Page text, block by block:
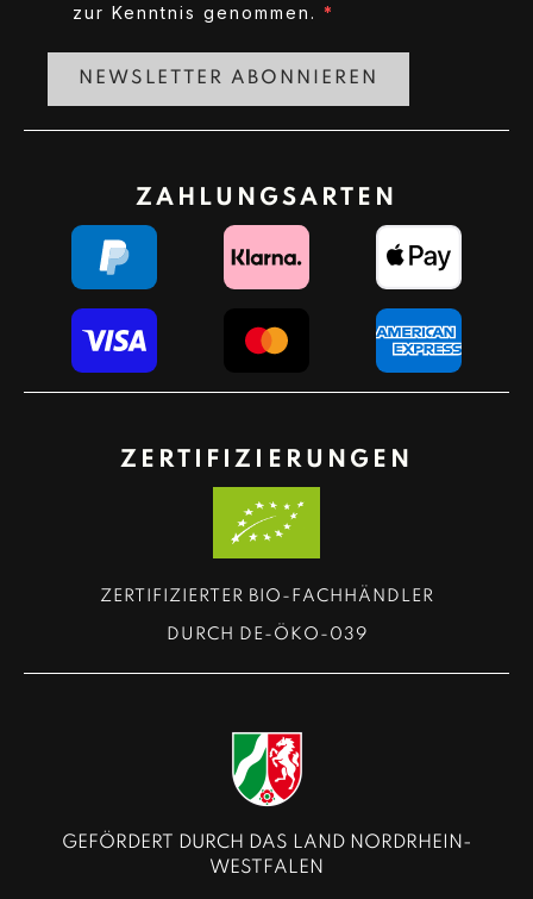
zur Kenntnis genommen.
NEWSLETTER ABONNIEREN
ZAHLUNGSARTEN
ZERTIFIZIERUNGEN
ZERTIFIZIERTER BIO-FACHHÄNDLER
DURCH DE-ÖKO-039
GEFÖRDERT DURCH DAS LAND NORDRHEIN-
WESTFALEN